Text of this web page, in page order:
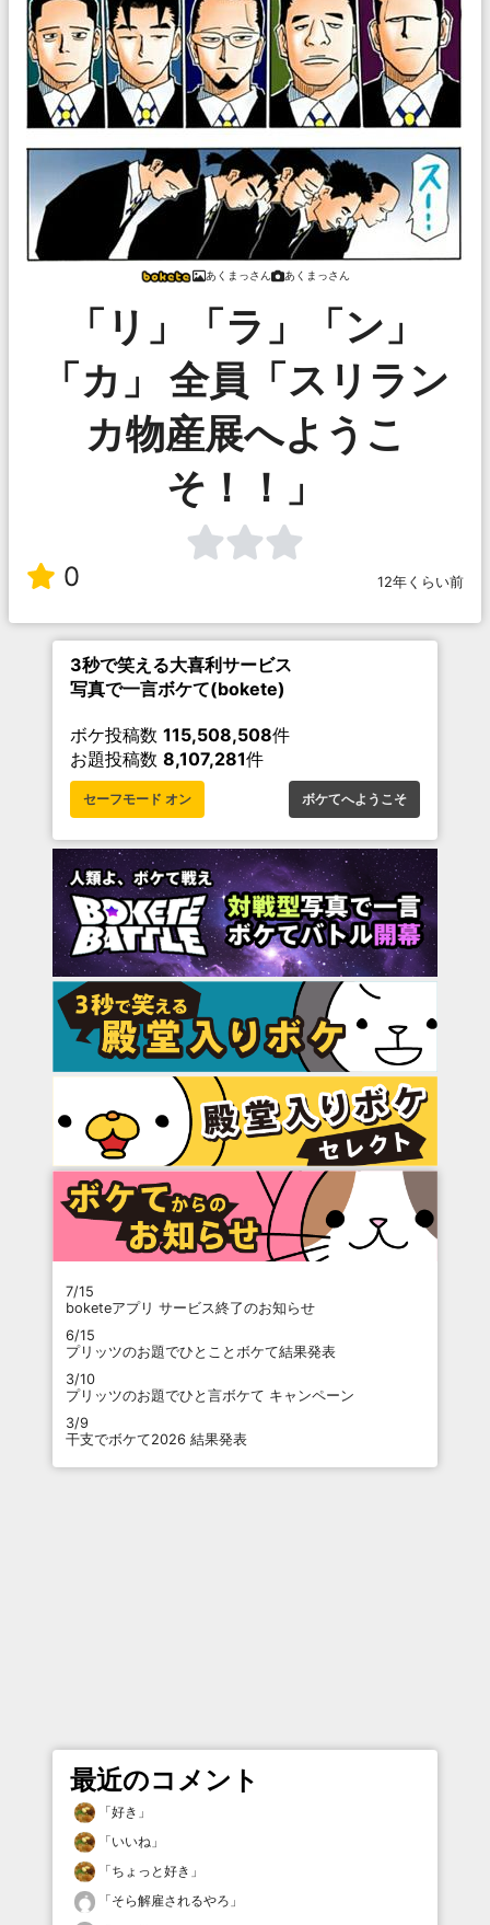
あくまっさん あくまっさん
「リ」「ラ」「ン」
「カ」 全員「スリラン
カ物産展へようこ
そ！！」
0 12年くらい前
3秒で笑える大喜利サービス
写真で一言ボケて(bokete)
ボケ投稿数 115,508,508件
お題投稿数 8,107,281件
セーフモード オン ボケてへようこそ
7/15
boketeアプリ サービス終了のお知らせ
6/15
プリッツのお題でひとことボケて結果発表
3/10
プリッツのお題でひと言ボケて キャンペーン
3/9
干支でボケて2026 結果発表
最近のコメント
「好き 」
「いいね 」
「ちょっと好き 」
「そら解雇されるやろ 」